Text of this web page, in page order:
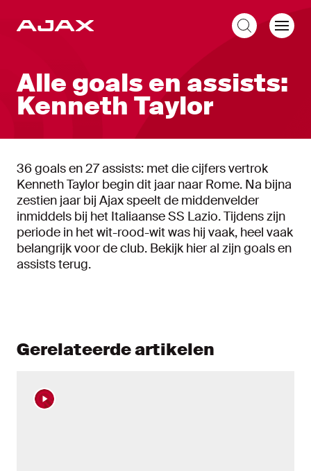
Alle goals en assists:
Kenneth Taylor
36 goals en 27 assists: met die cijfers vertrok
Kenneth Taylor begin dit jaar naar Rome. Na bijna
zestien jaar bij Ajax speelt de middenvelder
inmiddels bij het Italiaanse SS Lazio. Tijdens zijn
periode in het wit-rood-wit was hij vaak, heel vaak
belangrijk voor de club. Bekijk hier al zijn goals en
assists terug.
Gerelateerde artikelen